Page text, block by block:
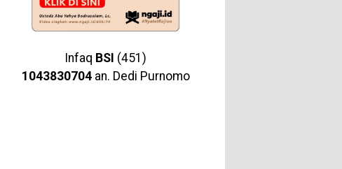
Infaq BSI (451)
1043830704an. Dedi Purnomo